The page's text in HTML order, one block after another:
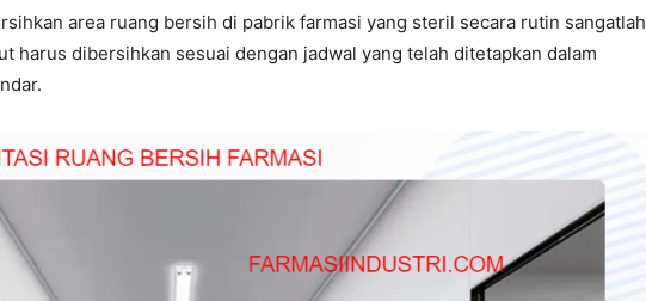
area ruang bersih di pabrik farmasi yang steril secara rutin sangatlah
harus dibersihkan sesuai dengan jadwal yang telah ditetapkan dalam